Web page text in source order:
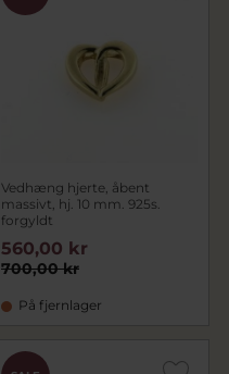
Vedhæng hjerte, åbent
massivt, hj. 10 mm. 925s.
forgyldt
700,00 kr
560,00 kr
På fjernlager